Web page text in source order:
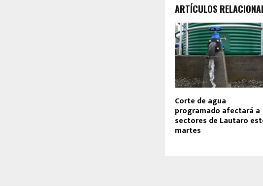
ARTÍCULOS
Corte de agua
programado afectará a
sectores de Lautaro
martes